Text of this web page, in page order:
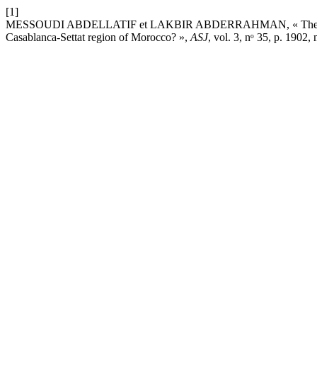
[1]
MESSOUDI ABDELLATIF et LAKBIR ABDERRAHMAN, « The
Casablanca-Settat region of Morocco? », ASJ, vol. 3, nᵒ 35, p. 1902,